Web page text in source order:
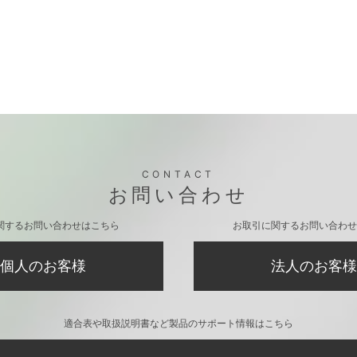
CONTACT
お問い合わせ
するお問い合わせはこちら
個人のお客様
お取引に関するお問い合わ
法人のお客様
適合表や取扱説明書など製品のサポート情報はこちら